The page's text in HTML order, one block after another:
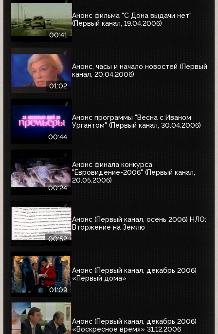
00:41
Анонс фильма "С Дона выдачи нет"
(Первый канал, 19.04.2006)
01:02
Анонс, часы и начало новостей (Первый
канал, 20.04.2006)
00:44
Анонс программы "Весна с Иваном
Ургантом" (Первый канал, 30.04.2006)
00:24
Анонс финала конкурса
"Евровидение-2006" (Первый канал,
20.05.2006)
00:52
Анонс (Первый канал, осень 2006) НЛО:
Вторжение на Землю
01:09
Анонс (Первый канал, декабрь 2006)
«Первый дома»
Анонс (Первый канал, декабрь 2006)
«Воскресное время» 31.12.2006